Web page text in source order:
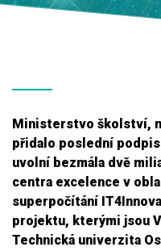
Ministerstvo školství,
přidalo poslední
uvolní bezmála dvě
centra excelence v
superpočítání
projektu, kterými jsou
Technická univerzita